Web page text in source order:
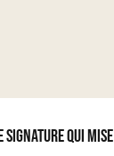
signature qui